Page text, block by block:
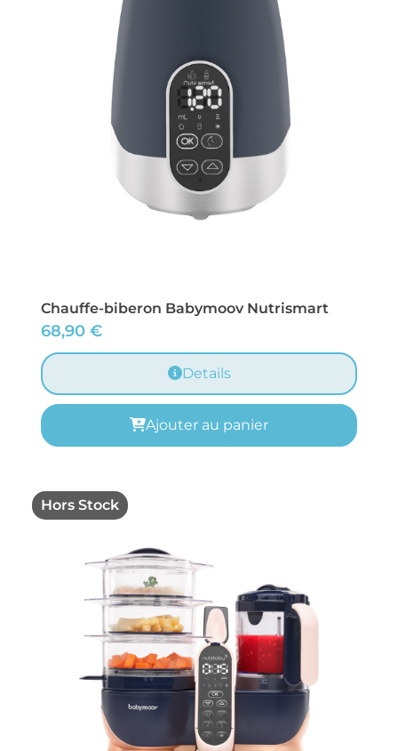
Chauffe-biberon Babymoov Nutrismart
68,90 €
Details
Ajouter au panier
Hors Stock